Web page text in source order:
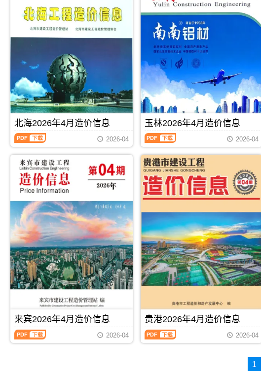
造
价
信
息
期
刊
PDF
料
考，
玉
林
市
价
信
息
期
刊
PDF
布，
工
程
材
料
价
格
纠
纷
调
解，
属
来
程
材
料
指
导
价，
来
宾
市
造
息
期
刊
PDF
息
布，
贺
程
全
过
程
成
本
管
控，
属
于
贺
州
市
工
参
考
信
息，
贺
州
市
息
期
刊
PDF
左
造
价
信
息）
期
刊，
由
崇
左
市
建
设
造
价
网
发
布，
用
于
崇
左
工
程
投
算
编
制，
属
PDF 下载
价
（防
建
设
工
造
价
信
息）
期
刊，
由
防
城
港
市
建
设
价
息
网
发
布，
用
于
防
城
程
竣
工
结
PDF 下载
北海2026年4月造价信息
北
海
造
信
（北
海
工
程
造
价
信
息）
期
海
市
建
设
下载
2026-04
玉林2026年4月造价信息
玉
林
年
4
月
造
价
信
林
建
设
工
程
造
价
信
刊，
由
玉
林
市
PDF 下载
2026-04
来宾2026年4月造价信息
来
宾
2026-04
贵港2026年4月造价信息
贵
港
2026-04
1